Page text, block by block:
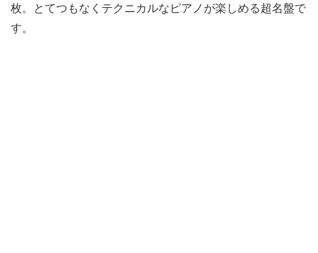
枚。とてつもなくテクニカルなピアノが楽しめる超名盤で
す。